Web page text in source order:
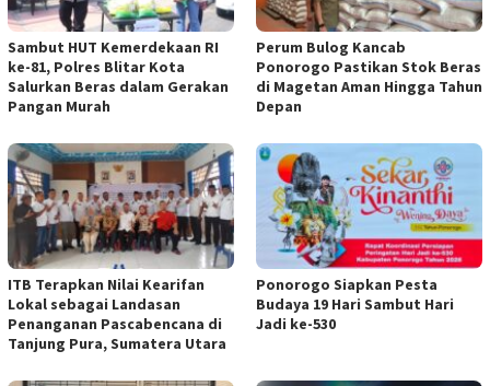
Sambut HUT Kemerdekaan RI
ke-81, Polres Blitar Kota
Salurkan Beras dalam Gerakan
Pangan Murah
Perum Bulog Kancab
Ponorogo Pastikan Stok Beras
di Magetan Aman Hingga Tahun
Depan
ITB Terapkan Nilai Kearifan
Lokal sebagai Landasan
Penanganan Pascabencana di
Tanjung Pura, Sumatera Utara
Ponorogo Siapkan Pesta
Budaya 19 Hari Sambut Hari
Jadi ke-530